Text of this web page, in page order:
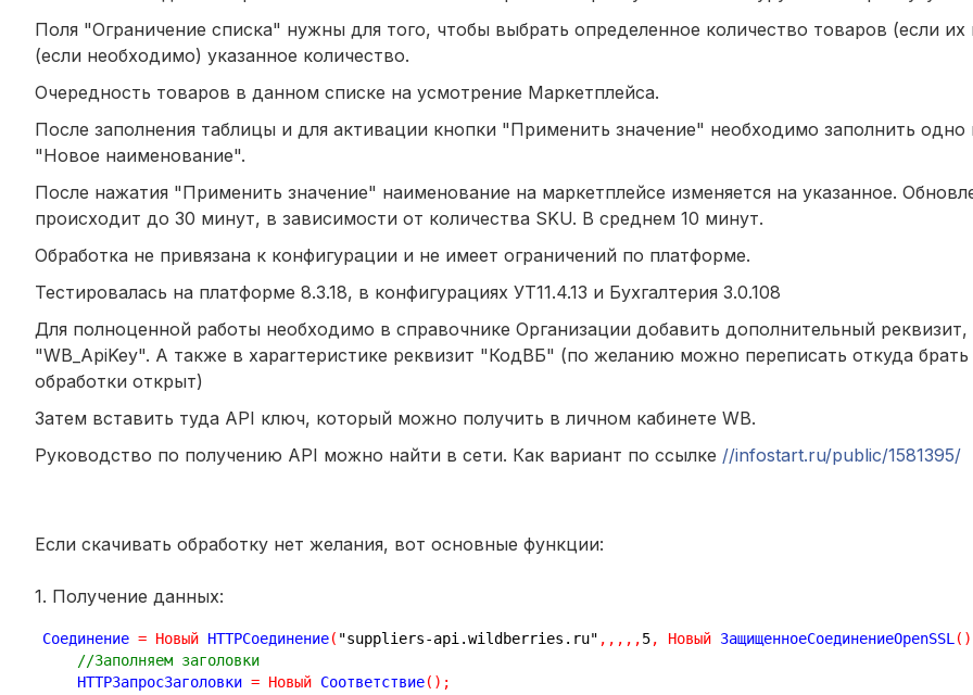
Поля "Ограничение списка" нужны для того, чтобы выбрать определенное количество товаров (если
(если необходимо) указанное количество.
Очередность товаров в данном списке на усмотрение Маркетплейса.
После заполнения таблицы и для активации кнопки "Применить значение" необходимо заполнить одно
"Новое наименование".
После нажатия "Применить значение" наименование на маркетплейсе изменяется на указанное.
происходит до 30 минут, в зависимости от количества SKU. В среднем 10 минут.
Обработка не привязана к конфигурации и не имеет ограничений по платформе.
Тестировалась на платформе 8.3.18, в конфигурациях УТ11.4.13 и Бухгалтерия 3.0.108
Для полноценной работы необходимо в справочнике Организации добавить дополнительный
"WB_ApiKey". А также в хараrтеристике реквизит "КодВБ" (по желанию можно переписать откуда
обработки открыт)
Затем вставить туда API ключ, который можно получить в личном кабинете WB.
Руководство по получению API можно найти в сети. Как вариант по ссылке //infostart.ru/public/1581395/
Если скачивать обработку нет желания, вот основные функции:
1. Получение данных:
Соединение = Новый HTTPСоединение( "suppliers-api.wildberries.ru" , , , , ,5, Новый ЗащищенноеСоединениеOpenSSL ( )
//Заполняем заголовки
HTTPЗапросЗаголовки = Новый Соответствие( ) ;